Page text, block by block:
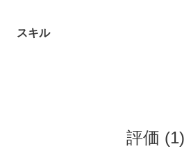
スキル
評価 (1)